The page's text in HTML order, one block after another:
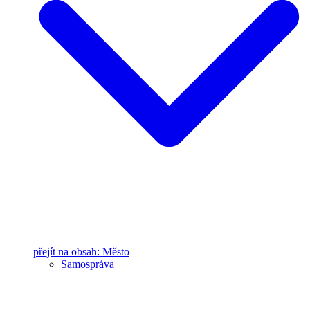
přejít na obsah: Město
Samospráva